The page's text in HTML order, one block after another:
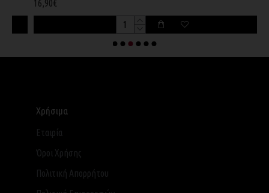
16,90€
Χρήσιμα
Εταιρία
Όροι Χρήσης
Πολιτική Απορρήτου